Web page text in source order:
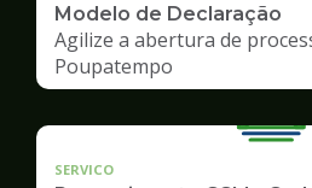
Modelo de Declaração
Agilize a abertura de
Poupatempo
SERVICO